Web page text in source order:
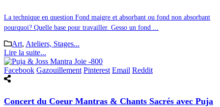
La technique en question Fond maigre et absorbant ou fond non absorbant
pourquoi? Quelle base pour travailler. Gesso un fond ...
Art, Ateliers, Stages...
Lire la suite...
Facebook Gazouillement Pinterest Email Reddit
Concert du Coeur Mantras & Chants Sacrés avec Puja